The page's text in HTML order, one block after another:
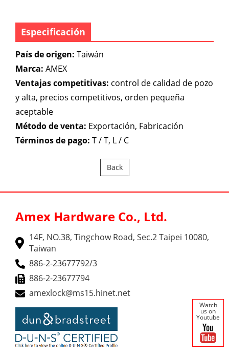
Especificación
País de origen: Taiwán
Marca: AMEX
Ventajas competitivas: control de calidad de pozo
y alta, precios competitivos, orden pequeña
aceptable
Método de venta: Exportación, Fabricación
Términos de pago: T / T, L / C
Back
Watch
us on
Youtube
Amex Hardware Co., Ltd.
14F, NO.38, Tingchow Road, Sec.2 Taipei 10080,
Taiwan
886-2-23677792/3
886-2-23677794
amexlock@ms15.hinet.net